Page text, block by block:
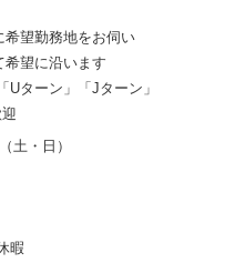
望勤務地をお伺い
希望に沿います
ターン」「Jターン」
土・日）
暇